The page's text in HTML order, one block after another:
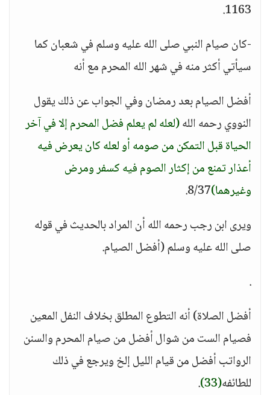
1163.
-كان صيام النبي صلى الله عليه وسلم في شعبان كما
سيأتي أكثر منه في شهر الله المحرم مع أنه
أفضل الصيام بعد رمضان وفي الجواب عن ذلك يقول
النووي رحمه الله(لعله لم يعلم فضل المحرم إلا في آخر
الحياة قبل التمكن من صومه أو لعله كان يعرض فيه
أعذار تمنع من إكثار الصوم فيه كسفر ومرض
وغيرهما)8/37.
ويرى ابن رجب رحمه الله أن المراد بالحديث في قوله
صلى الله عليه وسلم (أفضل الصيام.
.
أفضل الصلاة) أنه التطوع المطلق بخلاف النفل المعين
فصيام الست من شوال أفضل من صيام المحرم والسنن
الرواتب أفضل من قيام الليل إلخ ويرجع في ذلك
للطائفه(33)
.